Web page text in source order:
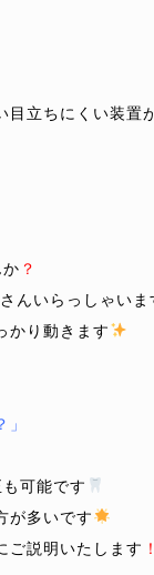
目立ちにくい装置
？
んいらっしゃいま
かり動きます
可能です
が多いです
ご説明いたします